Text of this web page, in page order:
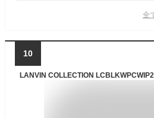
全
10